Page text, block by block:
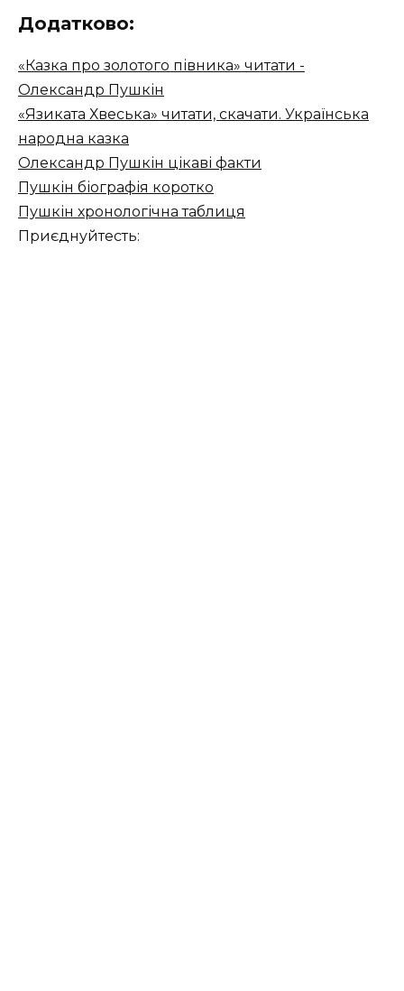
Додатково:
«Казка про золотого півника» читати -
Олександр Пушкін
«Язиката Хвеська» читати, скачати. Українська
народна казка
Олександр Пушкін цікаві факти
Пушкін біографія коротко
Пушкін хронологічна таблиця
Приєднуйтесть: